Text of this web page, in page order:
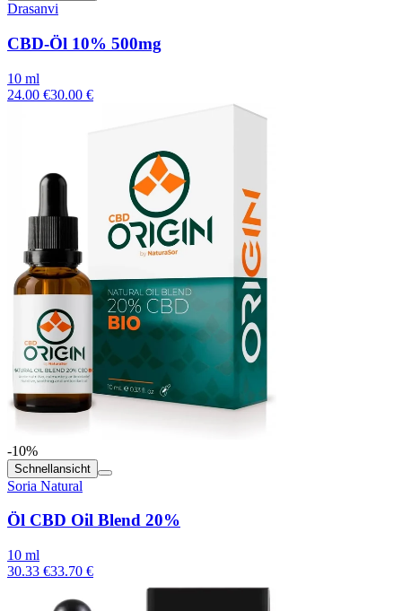
Drasanvi
CBD-Öl 10% 500mg
10 ml
24.00 €30.00 €
-10%
Schnellansicht
Soria Natural
Öl CBD Oil Blend 20%
10 ml
30.33 €33.70 €